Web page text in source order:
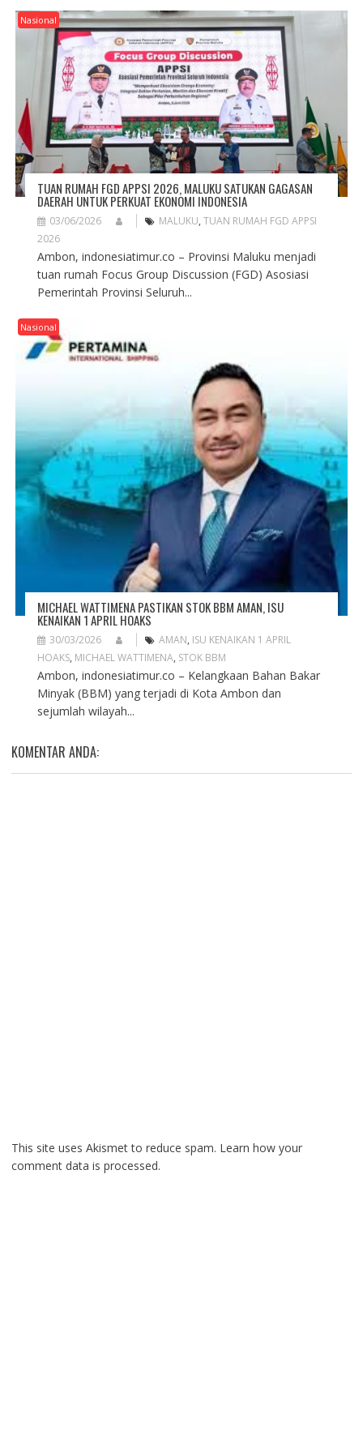
Nasional
TUAN RUMAH FGD APPSI 2026, MALUKU SATUKAN GAGASAN
DAERAH UNTUK PERKUAT EKONOMI INDONESIA
03/06/2026 MALUKU, TUAN RUMAH FGD APPSI
2026
Ambon, indonesiatimur.co – Provinsi Maluku menjadi
tuan rumah Focus Group Discussion (FGD) Asosiasi
Pemerintah Provinsi Seluruh...
Nasional
MICHAEL WATTIMENA PASTIKAN STOK BBM AMAN, ISU
KENAIKAN 1 APRIL HOAKS
30/03/2026 AMAN, ISU KENAIKAN 1 APRIL
HOAKS, MICHAEL WATTIMENA, STOK BBM
Ambon, indonesiatimur.co – Kelangkaan Bahan Bakar
Minyak (BBM) yang terjadi di Kota Ambon dan
sejumlah wilayah...
KOMENTAR ANDA:
This site uses Akismet to reduce spam. Learn how your
comment data is processed.